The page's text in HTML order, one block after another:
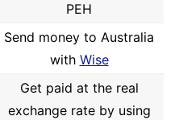
PEH
Send money to Australia
with Wise
Get paid at the real
exchange rate by using